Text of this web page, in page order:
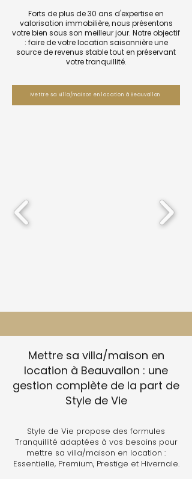
Forts de plus de 30 ans d'expertise en
valorisation immobilière, nous présentons
votre bien sous son meilleur jour. Notre objectif
: faire de votre location saisonnière une
source de revenus stable tout en préservant
votre tranquillité.
Mettre sa villa/maison en location à Beauvallon
Mettre sa villa/maison en
location à Beauvallon : une
gestion complète de la part de
Style de Vie
Style de Vie propose des formules
Tranquillité adaptées à vos besoins pour
mettre sa villa/maison en location :
Essentielle, Premium, Prestige et Hivernale.